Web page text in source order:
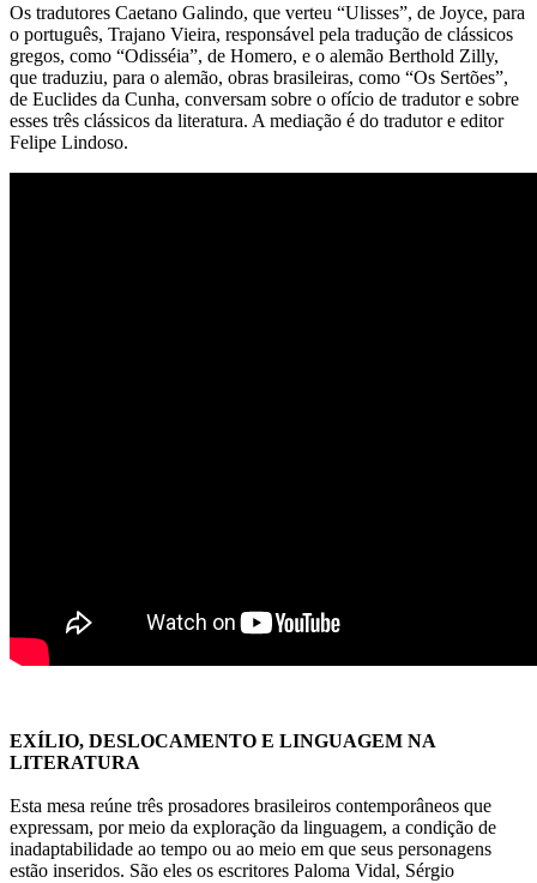
Os tradutores Caetano Galindo, que verteu “Ulisses”, de Joyce, para
o português, Trajano Vieira, responsável pela tradução de clássicos
gregos, como “Odisséia”, de Homero, e o alemão Berthold Zilly,
que traduziu, para o alemão, obras brasileiras, como “Os Sertões”,
de Euclides da Cunha, conversam sobre o ofício de tradutor e sobre
esses três clássicos da literatura. A mediação é do tradutor e editor
Felipe Lindoso.
EXÍLIO, DESLOCAMENTO E LINGUAGEM NA
LITERATURA
Esta mesa reúne três prosadores brasileiros contemporâneos que
expressam, por meio da exploração da linguagem, a condição de
inadaptabilidade ao tempo ou ao meio em que seus personagens
estão inseridos. São eles os escritores Paloma Vidal, Sérgio